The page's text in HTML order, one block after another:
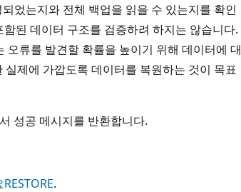
었는지와 전체 백업을 읽을 수 있는지를 확인
함된 데이터 구조를 검증하려 하지는 않습니다.
오류를 발견할 확률을 높이기 위해 데이터에 대
제에 가깝도록 데이터를 복원하는 것이 목표
성공 메시지를 반환합니다.
.